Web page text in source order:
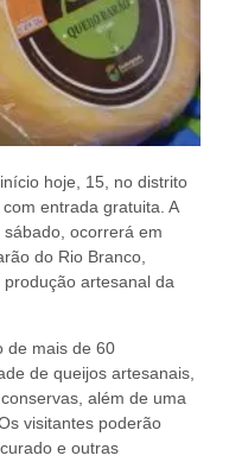
hoje, 15, no distrito
entrada gratuita. A
ocorrerá em
do Rio Branco,
artesanal da
de mais de 60
de queijos artesanais,
além de uma
visitantes poderão
e outras